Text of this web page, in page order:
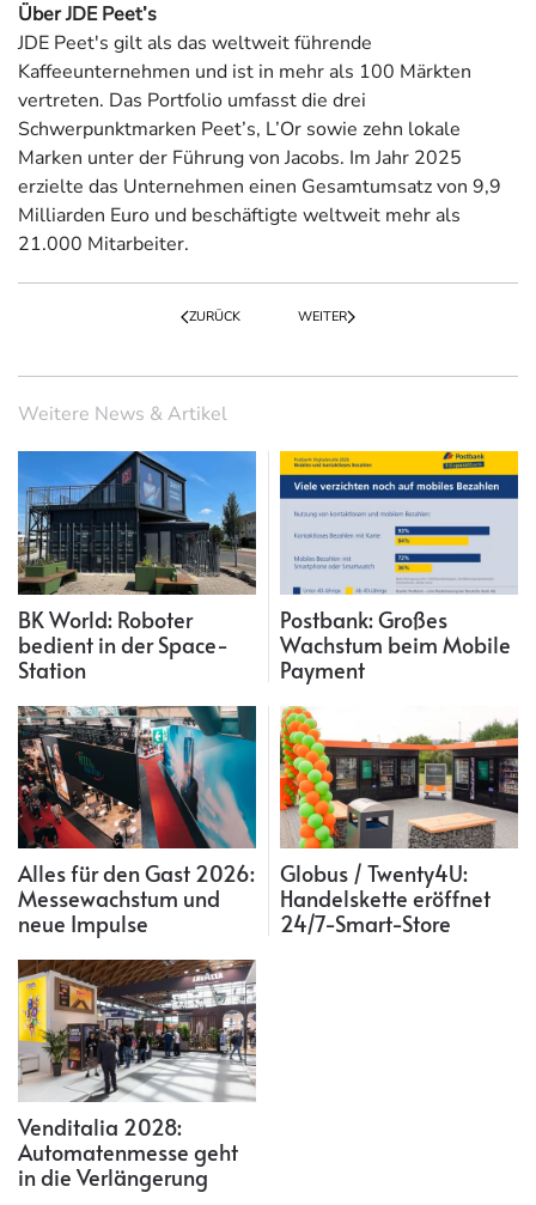
Über JDE Peet’s
JDE Peet's gilt als das weltweit führende
Kaffeeunternehmen und ist in mehr als 100 Märkten
vertreten. Das Portfolio umfasst die drei
Schwerpunktmarken Peet’s, L’Or sowie zehn lokale
Marken unter der Führung von Jacobs. Im Jahr 2025
erzielte das Unternehmen einen Gesamtumsatz von 9,9
Milliarden Euro und beschäftigte weltweit mehr als
21.000 Mitarbeiter.
ZURÜCK WEITER
Weitere News & Artikel
BK World: Roboter
bedient in der Space-
Station
Postbank: Großes
Wachstum beim Mobile
Payment
Alles für den Gast 2026:
Messewachstum und
neue Impulse
Globus / Twenty4U:
Handelskette eröffnet
24/7-Smart-Store
Venditalia 2028:
Automatenmesse geht
in die Verlängerung